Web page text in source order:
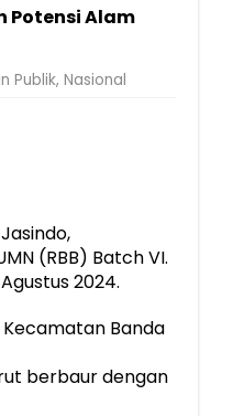
Sentosa II di RS PHC
Kolaborasi Industri Kreatif
Potensi Alam
Publik, Nasional
(RBB) Batch VI.
2024.
Banda
berbaur dengan